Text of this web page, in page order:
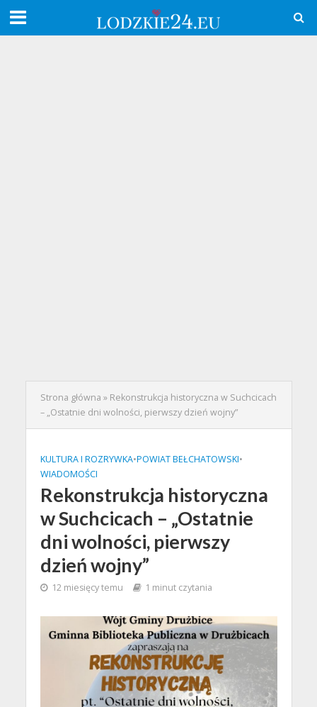
Strona główna » Rekonstrukcja historyczna w Suchcicach
– „Ostatnie dni wolności, pierwszy dzień wojny”
KULTURA I ROZRYWKA•POWIAT BEŁCHATOWSKI•
WIADOMOŚCI
Rekonstrukcja historyczna
w Suchcicach – „Ostatnie
dni wolności, pierwszy
dzień wojny”
12 miesięcy temu 1 minut czytania